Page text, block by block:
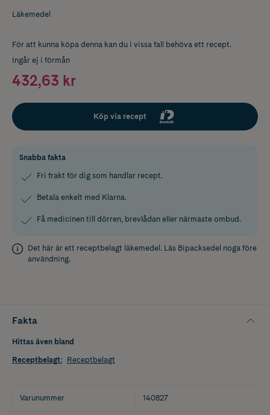
Läkemedel
För att kunna köpa denna kan du i vissa fall behöva ett recept.
Ingår ej i förmån
432,63 kr
Köp via recept
Snabba fakta
Fri frakt för dig som handlar recept.
Betala enkelt med Klarna.
Få medicinen till dörren, brevlådan eller närmaste ombud.
Det här är ett receptbelagt läkemedel. Läs Bipacksedel noga före
användning.
Fakta
Hittas även bland
Receptbelagt: Receptbelagt
Varunummer 140827